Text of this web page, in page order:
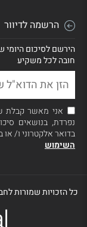
הרשמה לדיוור
הירשם לסיכום היומי
חובה לכל משקיע
אני מאשר קבלת
נפרדת, בנושאים
בדואר אלקטרוני ו/
השימוש
כל הזכויות שמורות